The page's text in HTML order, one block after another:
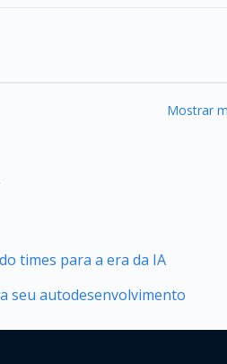
Mostrar
times para a era da IA
seu autodesenvolvimento